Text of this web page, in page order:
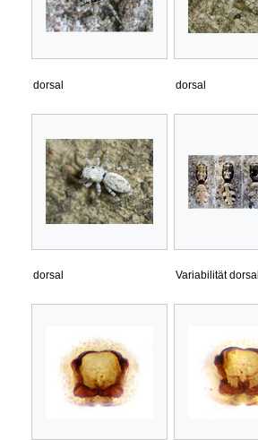
dorsal dorsal
dorsal Variabilität dorsal